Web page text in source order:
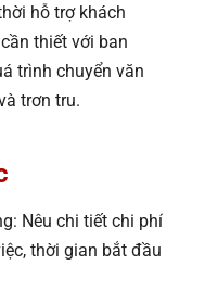
hỗ trợ khách
thiết với ban
trình chuyển văn
trơn tru.
Nêu chi tiết chi phí
thời gian bắt đầu